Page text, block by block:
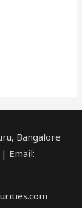
Bangalore
Email: